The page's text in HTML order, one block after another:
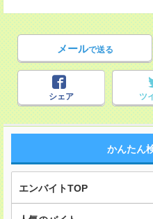
メールで送る
シェア ツ
かんたん
エンバイトTOP